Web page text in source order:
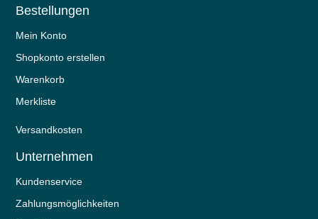
Bestellungen
Mein Konto
Shopkonto erstellen
Warenkorb
Merkliste
Versandkosten
Unternehmen
Kundenservice
Zahlungsmöglichkeiten